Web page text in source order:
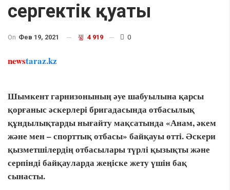
сергектік қуаты
On Фев 19, 2021 4 919 0
newstaraz.kz
Шымкент гарнизонының әуе шабуылына қарсы
қорғаныс әскерлері бригадасында отбасылық
құндылықтарды нығайту мақсатында «Анам, әкем
және мен – спорттық отбасы» байқауы өтті. Әскери
қызметшілердің отбасылары түрлі қызықты және
серпінді байқауларда жеңіске жету үшін бақ
сынасты.